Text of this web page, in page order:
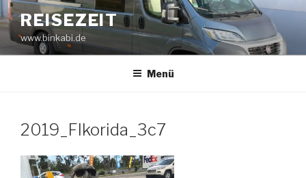
Zum
Inhalt
springen
REISEZEIT
www.binkabi.de
Menü
2019_Flkorida_3c7